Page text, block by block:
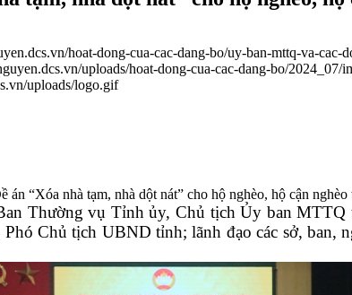
hoat-dong-cua-cac-dang-bo/uy-ban-mttq-va-
uploads/hoat-dong-cua-cac-dang-bo/2024_07/
uploads/logo.gif
“Xóa nhà tạm, nhà dột nát” cho hộ nghèo, hộ cận
Thường vụ Tỉnh ủy, Chủ tịch Ủy ban
Chủ tịch UBND tỉnh; lãnh đạo các sở, ban,